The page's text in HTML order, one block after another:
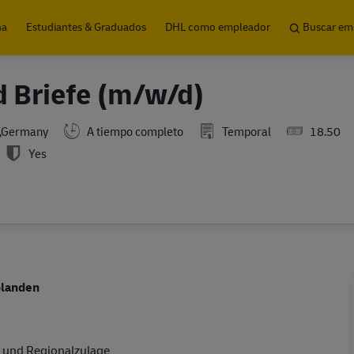
Estudiantes & Graduados DHL como empleador Buscar
Briefe (m/w/d)
A tiempo completo Temporal
18.50
Yes
Regionalzulage